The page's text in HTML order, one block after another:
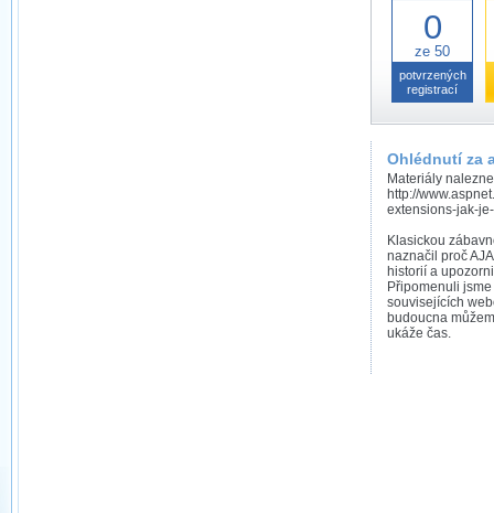
0
ze 50
potvrzených
registrací
Ohlédnutí za
Materiály
http://
extensions-jak-
Klasickou
naznačil proč
historií a
Připomenuli
souvisejících
budoucna
ukáže čas.